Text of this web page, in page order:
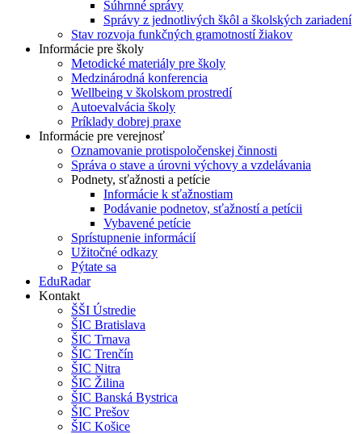
Súhrnné správy
Správy z jednotlivých škôl a školských zariadení
Stav rozvoja funkčných gramotností žiakov
Informácie pre školy
Metodické materiály pre školy
Medzinárodná konferencia
Wellbeing v školskom prostredí
Autoevalvácia školy
Príklady dobrej praxe
Informácie pre verejnosť
Oznamovanie protispoločenskej činnosti
Správa o stave a úrovni výchovy a vzdelávania
Podnety, sťažnosti a petície
Informácie k sťažnostiam
Podávanie podnetov, sťažností a petícii
Vybavené petície
Sprístupnenie informácií
Užitočné odkazy
Pýtate sa
EduRadar
Kontakt
ŠŠI Ústredie
ŠIC Bratislava
ŠIC Trnava
ŠIC Trenčín
ŠIC Nitra
ŠIC Žilina
ŠIC Banská Bystrica
ŠIC Prešov
ŠIC Košice